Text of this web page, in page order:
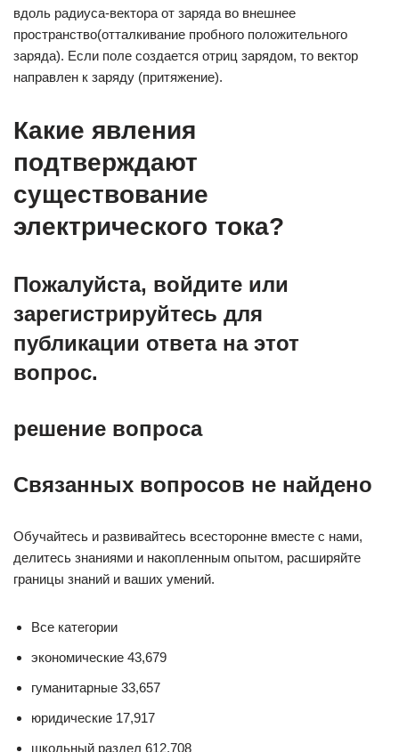
вдоль радиуса-вектора от заряда во внешнее
пространство(отталкивание пробного положительного
заряда). Если поле создается отриц зарядом, то вектор
направлен к заряду (притяжение).
Какие явления
подтверждают
существование
электрического тока?
Пожалуйста, войдите или
зарегистрируйтесь для
публикации ответа на этот
вопрос.
решение вопроса
Связанных вопросов не найдено
Обучайтесь и развивайтесь всесторонне вместе с нами,
делитесь знаниями и накопленным опытом, расширяйте
границы знаний и ваших умений.
Все категории
экономические 43,679
гуманитарные 33,657
юридические 17,917
школьный раздел 612,708